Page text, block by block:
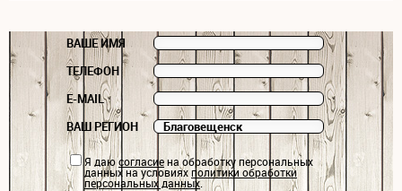
ВАШЕ ИМЯ
ТЕЛЕФОН
E-MAIL
ВАШ РЕГИОН
Я даюсогласиена обработку персональных
данных на условияхполитики обработки
персональных данных.